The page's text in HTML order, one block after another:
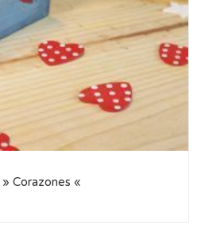
Corazones «